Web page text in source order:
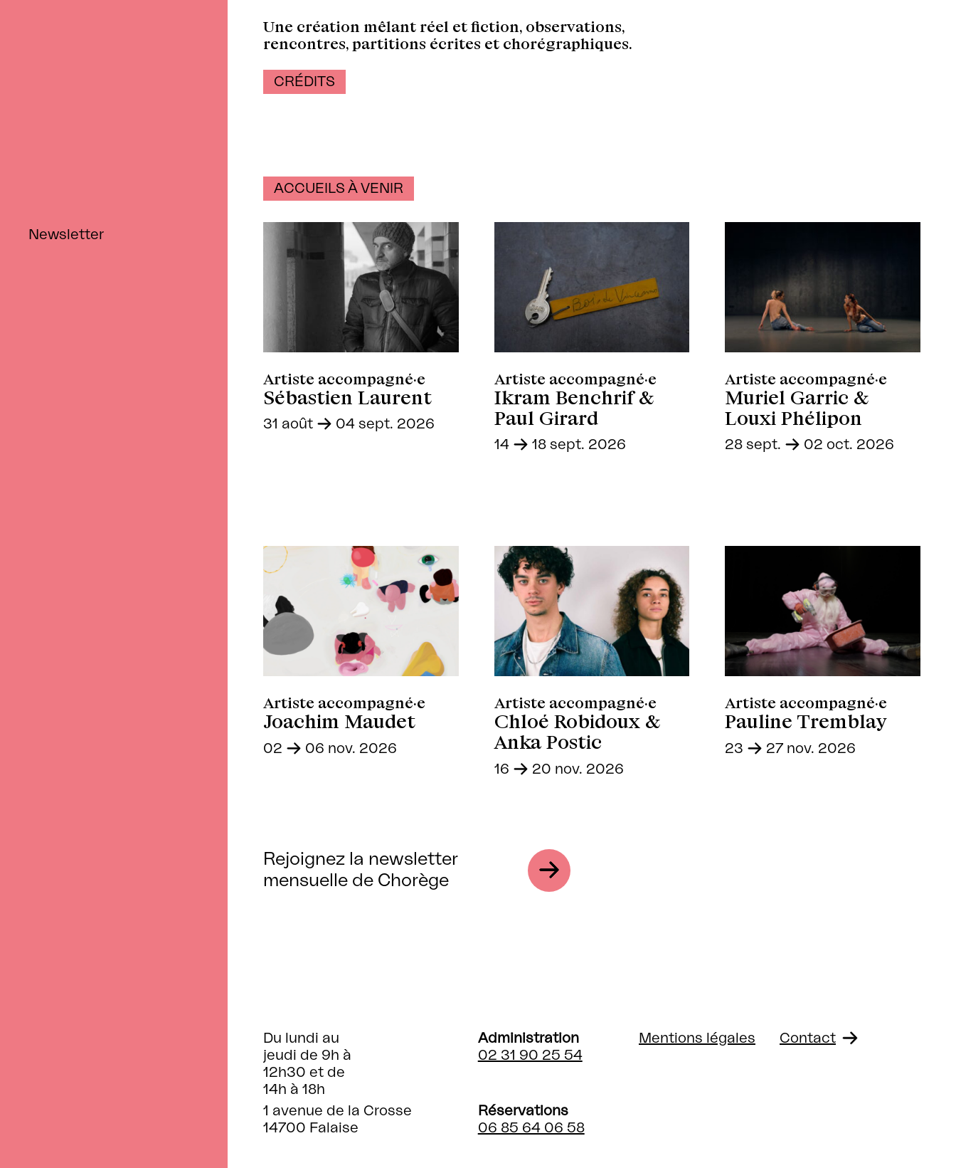
Newsletter
Une création mêlant réel et fiction, observations,
rencontres, partitions écrites et chorégraphiques.
CRÉDITS
ACCUEILS À VENIR
Artiste accompagné·e
Sébastien Laurent
31 août - 04 sept. 2026
Artiste accompagné·e
Ikram Benchrif &
Paul Girard
14 - 18 sept. 2026
Artiste accompagné·e
Muriel Garric &
Louxi Phélipon
28 sept. - 02 oct. 2026
Artiste accompagné·e
Joachim Maudet
02 - 06 nov. 2026
Artiste accompagné·e
Chloé Robidoux &
Anka Postic
16 - 20 nov. 2026
Artiste accompagné·e
Pauline Tremblay
23 - 27 nov. 2026
Rejoignez la newsletter
mensuelle de Chorège
Du lundi au
jeudi de 9h à
12h30 et de
14h à 18h
1 avenue de la Crosse
14700 Falaise
Administration
02 31 90 25 54
Réservations
06 85 64 06 58
Mentions légales Contact